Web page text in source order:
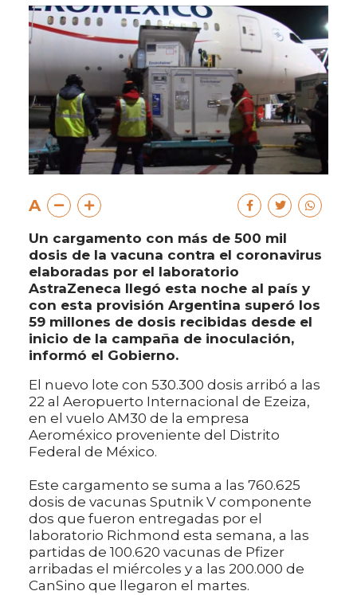
A
Un cargamento con más de 500 mil
dosis de la vacuna contra el coronavirus
elaboradas por el laboratorio
AstraZeneca llegó esta noche al país y
con esta provisión Argentina superó los
59 millones de dosis recibidas desde el
inicio de la campaña de inoculación,
informó el Gobierno.
El nuevo lote con 530.300 dosis arribó a las
22 al Aeropuerto Internacional de Ezeiza,
en el vuelo AM30 de la empresa
Aeroméxico proveniente del Distrito
Federal de México.
Este cargamento se suma a las 760.625
dosis de vacunas Sputnik V componente
dos que fueron entregadas por el
laboratorio Richmond esta semana, a las
partidas de 100.620 vacunas de Pfizer
arribadas el miércoles y a las 200.000 de
CanSino que llegaron el martes.